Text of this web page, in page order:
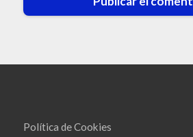
Política de Cookies